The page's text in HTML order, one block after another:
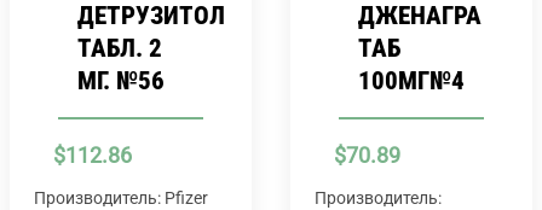
ДЕТРУЗИТОЛ
ТАБЛ. 2
МГ. №56
$112.86
Производитель: Pfizer
ДЖЕНАГРА
ТАБ
100МГ№4
$70.89
Производитель: